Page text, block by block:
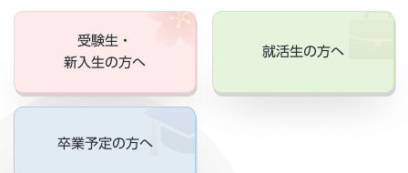
受験生・
新入生の方へ
就活生の方へ
卒業予定の方へ